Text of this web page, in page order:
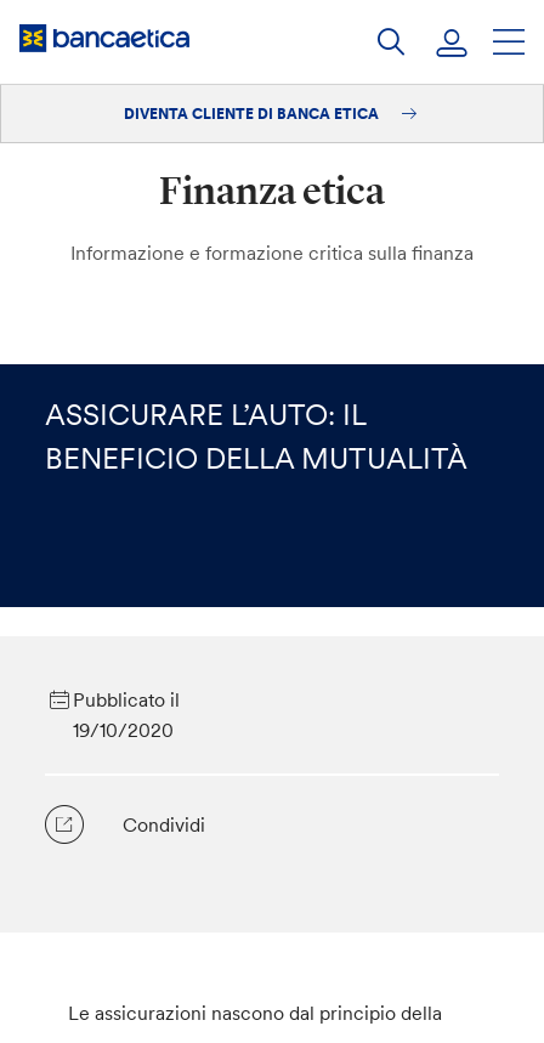
DIVENTA CLIENTE DI BANCA ETICA
Finanza etica
Informazione e formazione critica sulla finanza
ASSICURARE L’AUTO: IL
BENEFICIO DELLA MUTUALITÀ
Pubblicato il
19/10/2020
Condividi
Le assicurazioni nascono dal principio della